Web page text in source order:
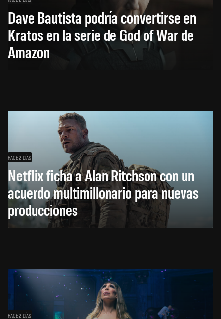
Dave Bautista podría convertirse en
Kratos en la serie de God of War de
Amazon
HACE 2 DÍAS
Netflix ficha a Alan Ritchson con un
acuerdo multimillonario para nuevas
producciones
HACE 2 DÍAS